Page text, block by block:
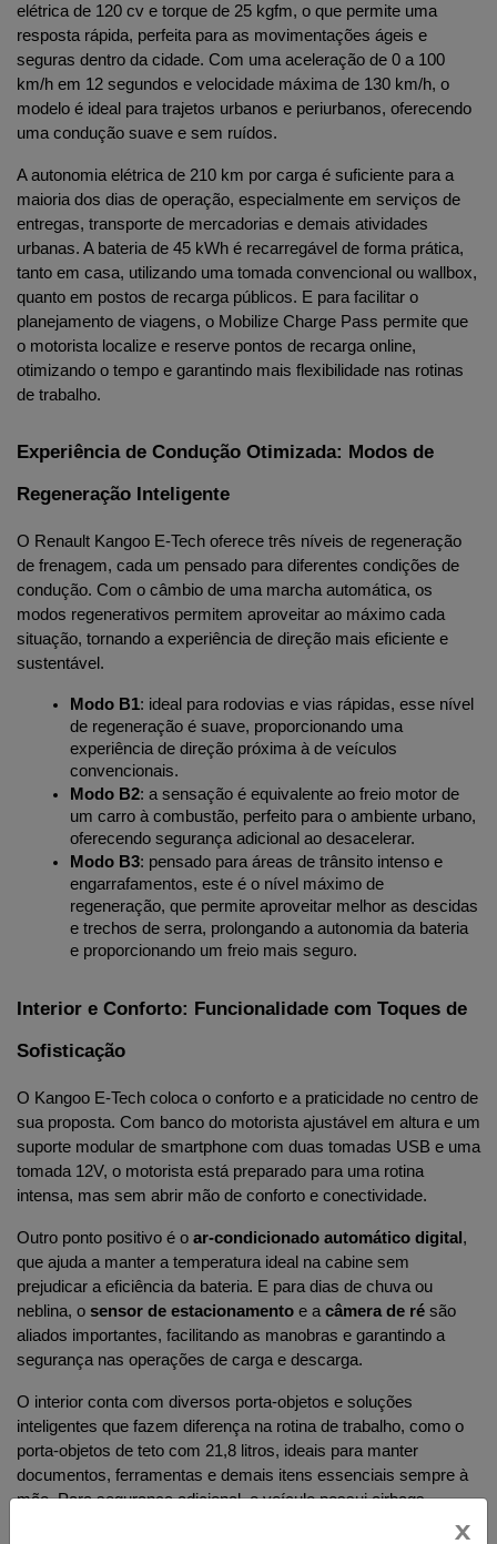
elétrica de 120 cv e torque de 25 kgfm, o que permite uma
resposta rápida, perfeita para as movimentações ágeis e
seguras dentro da cidade. Com uma aceleração de 0 a 100
km/h em 12 segundos e velocidade máxima de 130 km/h, o
modelo é ideal para trajetos urbanos e periurbanos, oferecendo
uma condução suave e sem ruídos.
A autonomia elétrica de 210 km por carga é suficiente para a
maioria dos dias de operação, especialmente em serviços de
entregas, transporte de mercadorias e demais atividades
urbanas. A bateria de 45 kWh é recarregável de forma prática,
tanto em casa, utilizando uma tomada convencional ou wallbox,
quanto em postos de recarga públicos. E para facilitar o
planejamento de viagens, o Mobilize Charge Pass permite que
o motorista localize e reserve pontos de recarga online,
otimizando o tempo e garantindo mais flexibilidade nas rotinas
de trabalho.
Experiência de Condução Otimizada: Modos de
Regeneração Inteligente
O Renault Kangoo E-Tech oferece três níveis de regeneração
de frenagem, cada um pensado para diferentes condições de
condução. Com o câmbio de uma marcha automática, os
modos regenerativos permitem aproveitar ao máximo cada
situação, tornando a experiência de direção mais eficiente e
sustentável.
Modo B1: ideal para rodovias e vias rápidas, esse nível
de regeneração é suave, proporcionando uma
experiência de direção próxima à de veículos
convencionais.
Modo B2: a sensação é equivalente ao freio motor de
um carro à combustão, perfeito para o ambiente urbano,
oferecendo segurança adicional ao desacelerar.
Modo B3: pensado para áreas de trânsito intenso e
engarrafamentos, este é o nível máximo de
regeneração, que permite aproveitar melhor as descidas
e trechos de serra, prolongando a autonomia da bateria
e proporcionando um freio mais seguro.
Interior e Conforto: Funcionalidade com Toques de
Sofisticação
O Kangoo E-Tech coloca o conforto e a praticidade no centro de
sua proposta. Com banco do motorista ajustável em altura e um
suporte modular de smartphone com duas tomadas USB e uma
tomada 12V, o motorista está preparado para uma rotina
intensa, mas sem abrir mão de conforto e conectividade.
Outro ponto positivo é o ar-condicionado automático digital ,
que ajuda a manter a temperatura ideal na cabine sem
prejudicar a eficiência da bateria. E para dias de chuva ou
neblina, o sensor de estacionamento e a câmera de ré são
aliados importantes, facilitando as manobras e garantindo a
segurança nas operações de carga e descarga.
O interior conta com diversos porta-objetos e soluções
inteligentes que fazem diferença na rotina de trabalho, como o
porta-objetos de teto com 21,8 litros, ideais para manter
documentos, ferramentas e demais itens essenciais sempre à
mão. Para segurança adicional, o veículo possui airbags
laterais e frontais, além de sistemas como ESP, TCS e HSA, x